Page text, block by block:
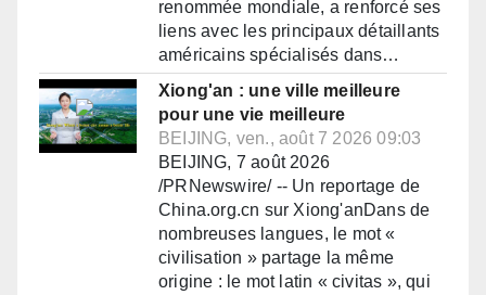
renommée mondiale, a renforcé ses
liens avec les principaux détaillants
américains spécialisés dans…
Xiong'an : une ville meilleure
pour une vie meilleure
BEIJING, ven., août 7 2026 09:03
BEIJING, 7 août 2026
/PRNewswire/ -- Un reportage de
China.org.cn sur Xiong'anDans de
nombreuses langues, le mot «
civilisation » partage la même
origine : le mot latin « civitas », qui